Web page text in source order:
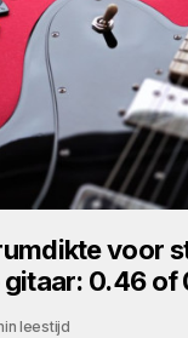
voor
0.46 of
leestijd